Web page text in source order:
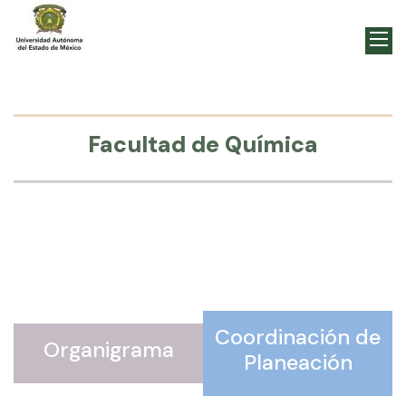
Facultad de Química
Organigrama
Coordinación de
Planeación